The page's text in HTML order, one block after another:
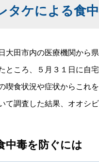
タケによる食
大田市内の医療機関から
ところ、５月３１日に自
食状況や症状からこれ
調査した結果、オオシ
中毒を防ぐには